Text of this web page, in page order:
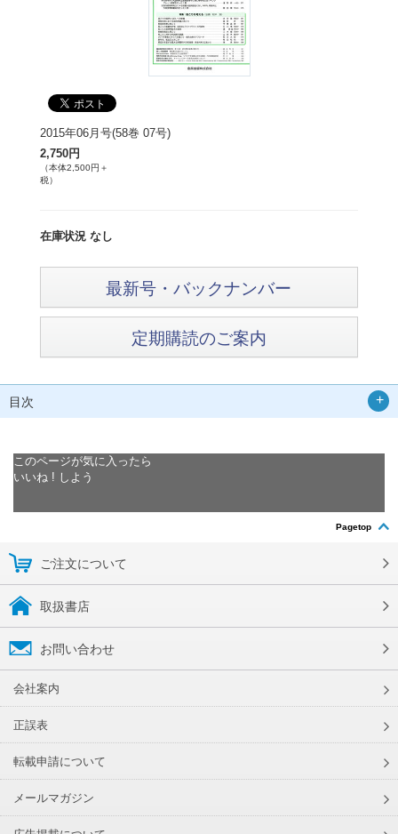
2015年06月号(58巻 07号)
2,750円
（本体2,500円＋
税）
在庫状況 なし
最新号・バックナンバー
定期購読のご案内
目次
このページが気に入ったら
いいね ! しよう
Pagetop
ご注文について
取扱書店
お問い合わせ
会社案内
正誤表
転載申請について
メールマガジン